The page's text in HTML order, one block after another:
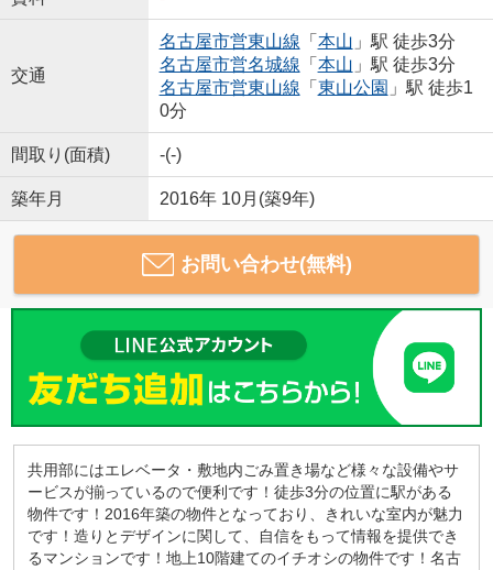
交通
名古屋市営東山線 「 本山 」駅 徒歩3分
名古屋市営名城線 「 本山 」駅 徒歩3分
名古屋市営東山線 「 東山公園 」駅 徒歩1
0分
間取り(面積) -(-)
築年月 2016年 10月(築9年)
お問い合わせ(無料)
共用部にはエレベータ・敷地内ごみ置き場など様々な設備やサ
ービスが揃っているので便利です！徒歩3分の位置に駅がある
物件です！2016年築の物件となっており、きれいな室内が魅力
です！造りとデザインに関して、自信をもって情報を提供でき
るマンションです！地上10階建てのイチオシの物件です！名古